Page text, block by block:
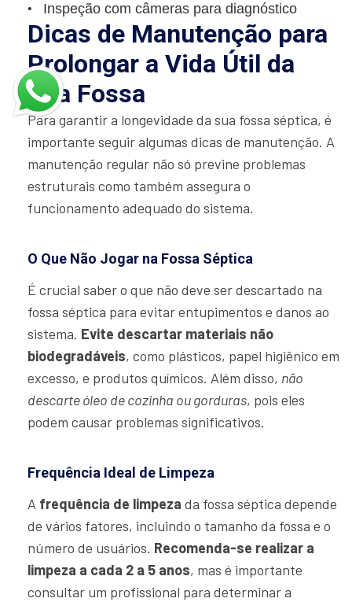
Inspeção com câmeras para diagnóstico
Dicas de Manutenção para
Prolongar a Vida Útil da
Sua Fossa
Para garantir a longevidade da sua fossa séptica, é
importante seguir algumas dicas de manutenção. A
manutenção regular não só previne problemas
estruturais como também assegura o
funcionamento adequado do sistema.
O Que Não Jogar na Fossa Séptica
É crucial saber o que não deve ser descartado na
fossa séptica para evitar entupimentos e danos ao
sistema. Evite descartar materiais não
biodegradáveis, como plásticos, papel higiênico em
excesso, e produtos químicos. Além disso, não
descarte óleo de cozinha ou gorduras, pois eles
podem causar problemas significativos.
Frequência Ideal de Limpeza
A frequência de limpeza da fossa séptica depende
de vários fatores, incluindo o tamanho da fossa e o
número de usuários. Recomenda-se realizar a
limpeza a cada 2 a 5 anos, mas é importante
consultar um profissional para determinar a